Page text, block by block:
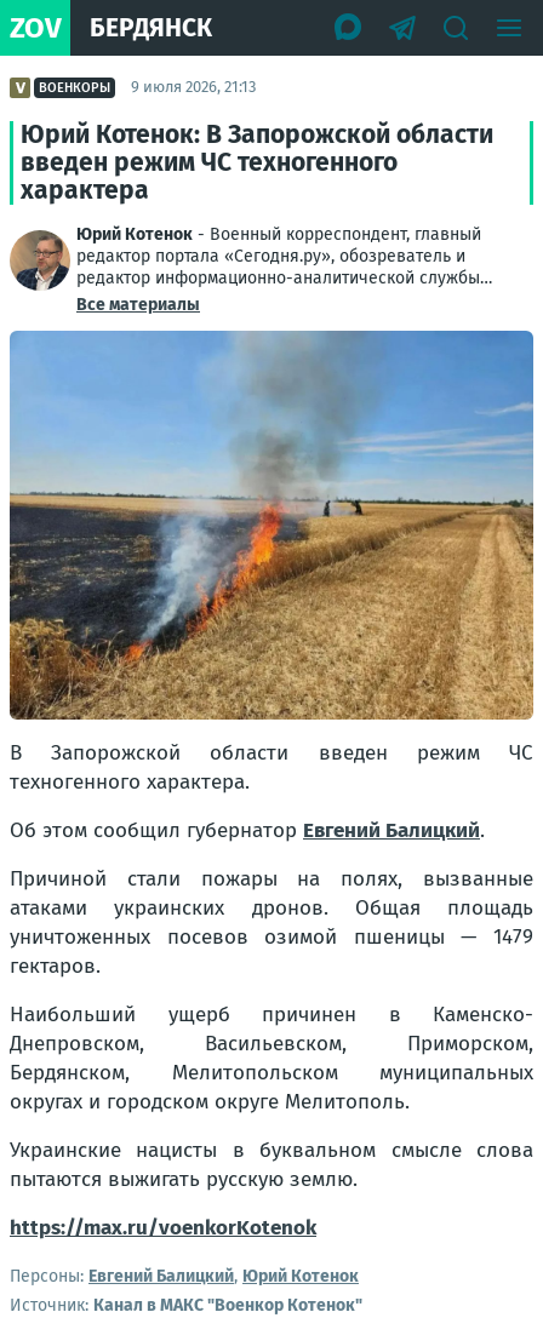
ZOV БЕРДЯНСК
ВОЕНКОРЫ 9 июля 2026, 21:13
Юрий Котенок: В Запорожской области
введен режим ЧС техногенного
характера
Юрий Котенок - Военный корреспондент, главный
редактор портала «Сегодня.ру», обозреватель и
редактор информационно-аналитической службы
Донбасса
Все материалы
В Запорожской области введен режим ЧС
техногенного характера.
Об этом сообщил губернатор Евгений Балицкий.
Причиной стали пожары на полях, вызванные
атаками украинских дронов. Общая площадь
уничтоженных посевов озимой пшеницы — 1479
гектаров.
Наибольший ущерб причинен в Каменско-
Днепровском, Васильевском, Приморском,
Бердянском, Мелитопольском муниципальных
округах и городском округе Мелитополь.
Украинские нацисты в буквальном смысле слова
пытаются выжигать русскую землю.
https://max.ru/voenkorKotenok
Персоны: Евгений Балицкий, Юрий Котенок
Источник: Канал в МАКС "Военкор Котенок"